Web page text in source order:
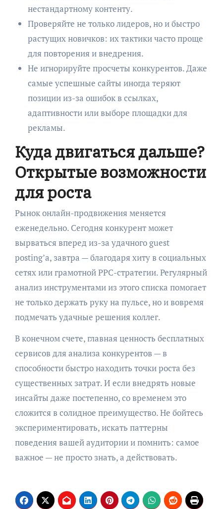
нестандартному контенту.
Проверяйте не только лидеров, но и быстро
растущих новичков: их тактики часто проще
для повторения и внедрения.
Не игнорируйте просчеты конкурентов. Даже
самые успешные сайты иногда теряют
позиции из-за ошибок в ссылках,
адаптивности или выборе площадки для
рекламы.
Куда двигаться дальше?
Открытые возможности
для роста
Рынок онлайн-продвижения меняется
еженедельно. Сегодня конкурент может
вырваться вперед из-за удачного guest
posting’а, завтра — благодаря хиту в социальных
сетях или грамотной PPC-стратегии. Регулярный
анализ инструментами из этого списка помогает
не только держать руку на пульсе, но и вовремя
подмечать удачные решения коллег.
В конечном счете, главная ценность бесплатных
сервисов для анализа конкурентов — в
способности быстро находить точки роста без
существенных затрат. И если внедрять новые
инсайты даже постепенно, со временем это
сложится в солидное преимущество. Не бойтесь
экспериментировать, искать паттерны
поведения вашей аудитории и помнить: самое
важное — не просто знать, а действовать.